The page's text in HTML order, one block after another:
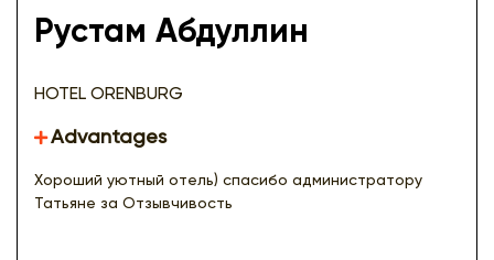
Рустам Абдуллин
HOTEL ORENBURG
Advantages
Хороший уютный отель) спасибо администратору
Татьяне за Отзывчивость